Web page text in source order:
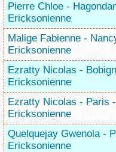
Pierre Chloe -
Ericksonienne
Malige Fabienne -
Ericksonienne
Ezratty Nicolas -
Ericksonienne
Ezratty Nicolas - Paris
Ericksonienne
Quelquejay Gwenola -
Ericksonienne